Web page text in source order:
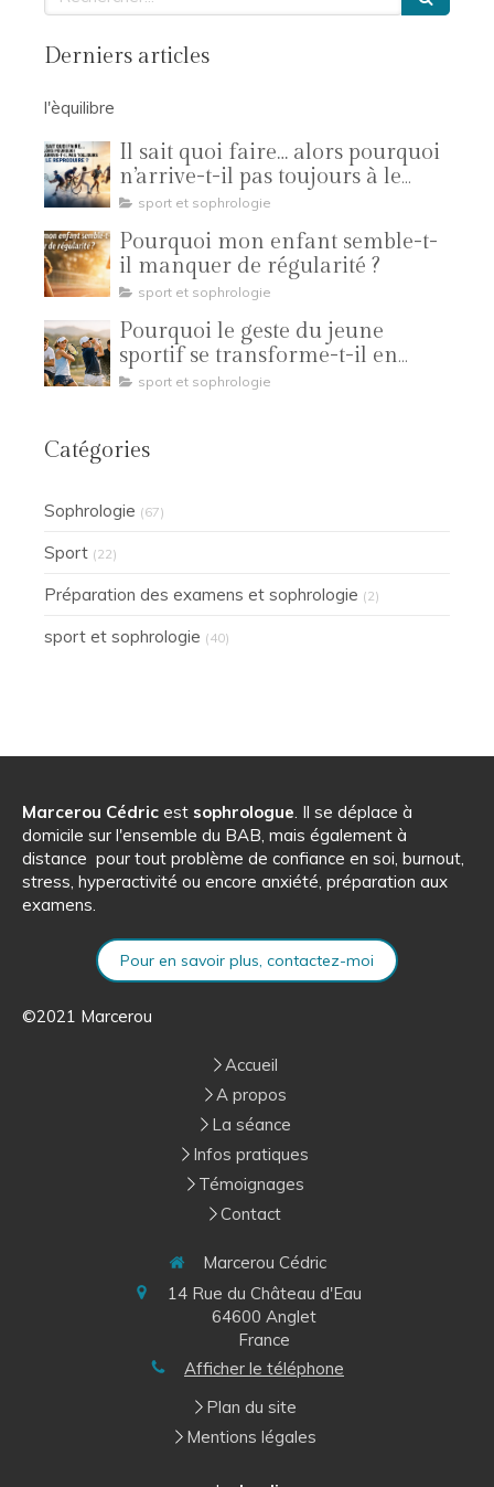
Derniers articles
l'èquilibre
Il sait quoi faire… alors pourquoi
n’arrive-t-il pas toujours à le
reproduire ?
sport et sophrologie
Pourquoi mon enfant semble-t-
il manquer de régularité ?
sport et sophrologie
Pourquoi le geste du jeune
sportif se transforme-t-il en
compétition ?
sport et sophrologie
Catégories
Sophrologie (67)
Sport (22)
Préparation des examens et sophrologie (2)
sport et sophrologie (40)
Marcerou Cédric est sophrologue. Il se déplace à
domicile sur l'ensemble du BAB, mais également à
distance pour tout problème de confiance en soi, burnout,
stress, hyperactivité ou encore anxiété, préparation aux
examens.
Pour en savoir plus, contactez-moi
©2021 Marcerou
Accueil
A propos
La séance
Infos pratiques
Témoignages
Contact
Marcerou Cédric
14 Rue du Château d'Eau
64600 Anglet
France
Afficher le téléphone
Plan du site
Mentions légales